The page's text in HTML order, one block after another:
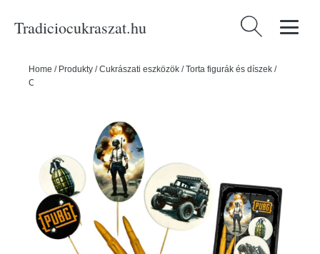
Tradiciocukraszat.hu Keresés:
Home / Produkty /Cukrászati eszközök /Torta figurák és díszek /
Cukordekorációk